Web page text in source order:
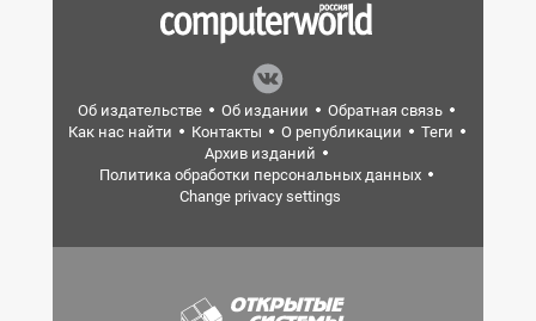
Об издательстве Об издании
Обратная связь
Как нас найти
Контакты О републикации
Теги
Архив изданий
Политика обработки персональных данных
Change privacy settings